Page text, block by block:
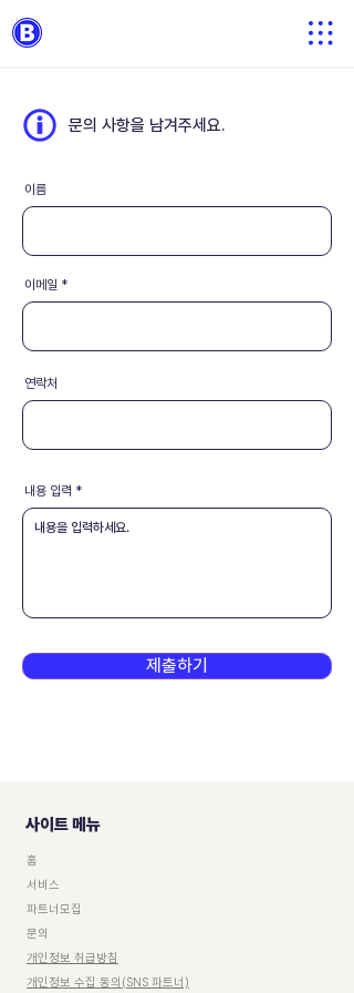
​문의 사항을 남겨주세요.
이름
이메일
연락처
내용 입력
제출하기
사이트 메뉴
홈
서비스
파트너모집
문의
개인정보 취급방침
​개인정보 수집 동의(SNS 파트너)